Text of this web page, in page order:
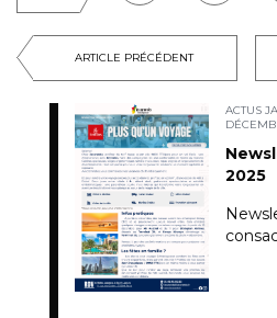
ARTICLE PRÉCÉDENT
ACTUS
2025